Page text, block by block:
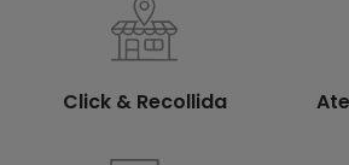
Click & Recollida